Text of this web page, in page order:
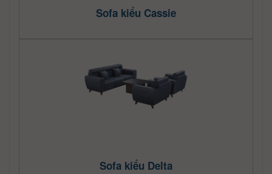
Sofa kiểu Cassie
Sofa kiểu Delta